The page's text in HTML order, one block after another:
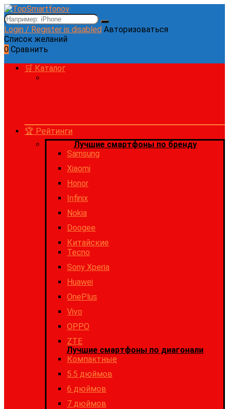
Login / Register is disabled Авторизоваться
Список желаний
0 Сравнить
🛒 Каталог
🏆 Рейтинги
Лучшие смартфоны по бренду
Samsung
Xiaomi
Honor
Infinix
Nokia
Doogee
Китайские
Tecno
Sony Xperia
Huawei
OnePlus
Vivo
OPPO
ZTE
Лучшие смартфоны по диагонали
Компактные
5.5 дюймов
6 дюймов
7 дюймов